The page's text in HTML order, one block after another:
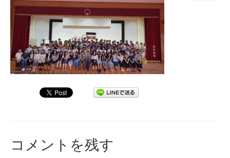
卒業記念演奏会2027
九大フィルとは
九大フィルの歴史
ご寄付のお願い
演奏会の歴史
団員専用ページ
コメントを残す